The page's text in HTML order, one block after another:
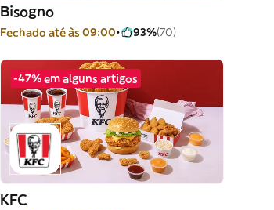
Bisogno
Fechado até às 09:00 93%(70)
-47% em alguns artigos
KFC